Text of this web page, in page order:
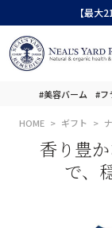
【最大
#美容バーム #フ
HOME ギフト
香り豊
で、